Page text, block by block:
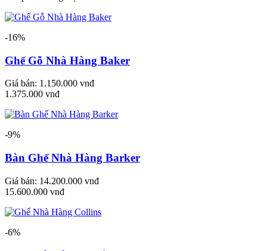
-16%
Ghế Gỗ Nhà Hàng Baker
Giá bán: 1.150.000 vnđ
1.375.000 vnđ
-9%
Bàn Ghế Nhà Hàng Barker
Giá bán: 14.200.000 vnđ
15.600.000 vnđ
-6%